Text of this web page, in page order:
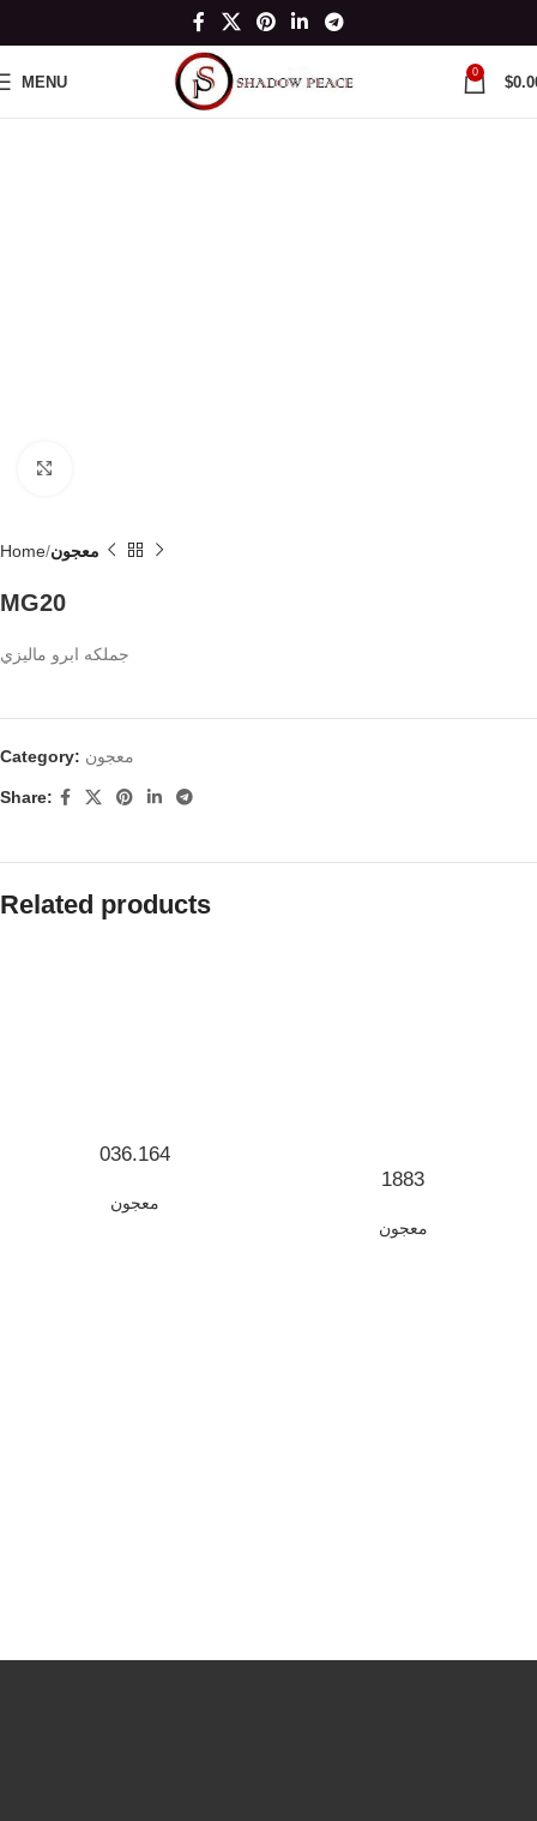
MENU
0
$
Home معجون
MG20
جملكه ابرو ماليزي
Category: معجون
Share:
Related products
036.164
معجون
1883
معجون